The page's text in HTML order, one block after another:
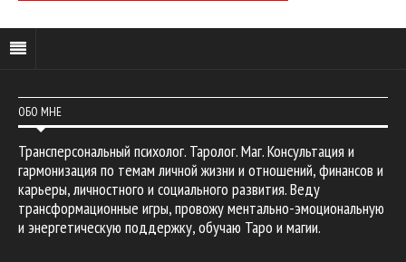
ОБО МНЕ
Трансперсональный психолог. Таролог. Маг. Консультация и
гармонизация по темам личной жизни и отношений, финансов и
карьеры, личностного и социального развития. Веду
трансформационные игры, провожу ментально-эмоциональную
и энергетическую поддержку, обучаю Таро и магии.